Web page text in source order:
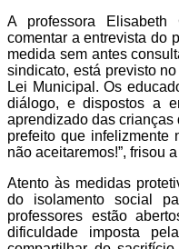
A professora
comentar a entrevista do
medida sem antes
sindicato, está previsto
Lei Municipal.Os
diálogo, e dispostos a
aprendizado das crianças
prefeito que infelizmente
não aceitaremos!”, frisou
Atento às medidas
do isolamento social
professores estão
dificuldade imposta